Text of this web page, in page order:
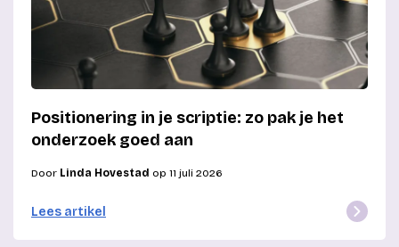
Positionering in je scriptie: zo pak je het
onderzoek goed aan
Door Linda Hovestad op 11 juli 2026
Lees artikel